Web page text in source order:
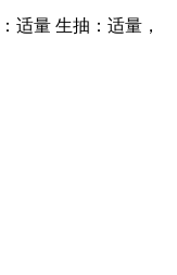
适量 生抽：适量，